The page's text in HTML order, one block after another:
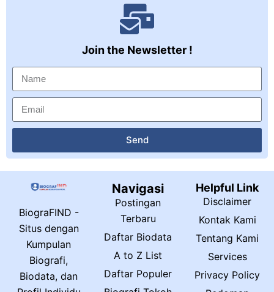
Join the Newsletter !
Send
BiograFIND -
Situs dengan
Kumpulan
Biografi,
Biodata, dan
Navigasi
Postingan
Terbaru
Daftar Biodata
A to Z List
Daftar Populer
Helpful Link
Disclaimer
Kontak Kami
Tentang Kami
Services
Privacy Policy